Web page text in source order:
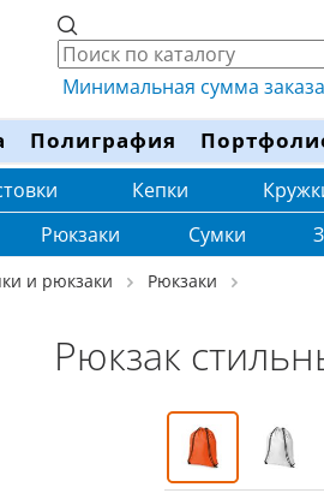
Минимальная сумма
Полиграфия
Кепки
Рюкзаки Сумки
и рюкзаки Рюкзаки
Рюкзак